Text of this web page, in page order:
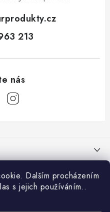
Dalším procházením
s jejich používáním..
213